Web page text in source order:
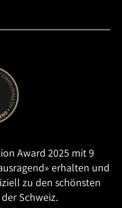
Award 2025 mit 9
erhalten und
zu den schönsten
Schweiz.